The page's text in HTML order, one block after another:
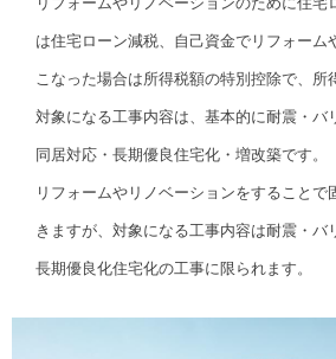
は住宅ローン減税、自己資金でリフォーム
こなった場合は所得税額の特別控除で、所
対象になる工事内容は、基本的に耐震・バ
同居対応・長期優良住宅化・増改築です。
リフォームやリノベーションをすることで
きますが、対象になる工事内容は耐震・バ
長期優良化住宅化の工事に限られます。